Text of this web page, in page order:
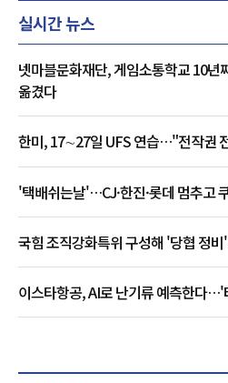
실시간 뉴스
넷마블문화재단, 게임소통학교 10
옮겼다
한미, 17∼27일 UFS 연습…"전작권
'택배쉬는날'…CJ·한진·롯데 멈추고
국힘 조직강화특위 구성해 '당협 정
이스타항공, AI로 난기류 예측한다…'